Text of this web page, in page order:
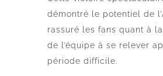
démontré le potentiel de
rassuré les fans quant à
de l’équipe à se relever
période difficile.